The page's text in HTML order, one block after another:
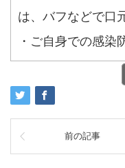
は、バフなどで口
・ご自身での感染
前の記事